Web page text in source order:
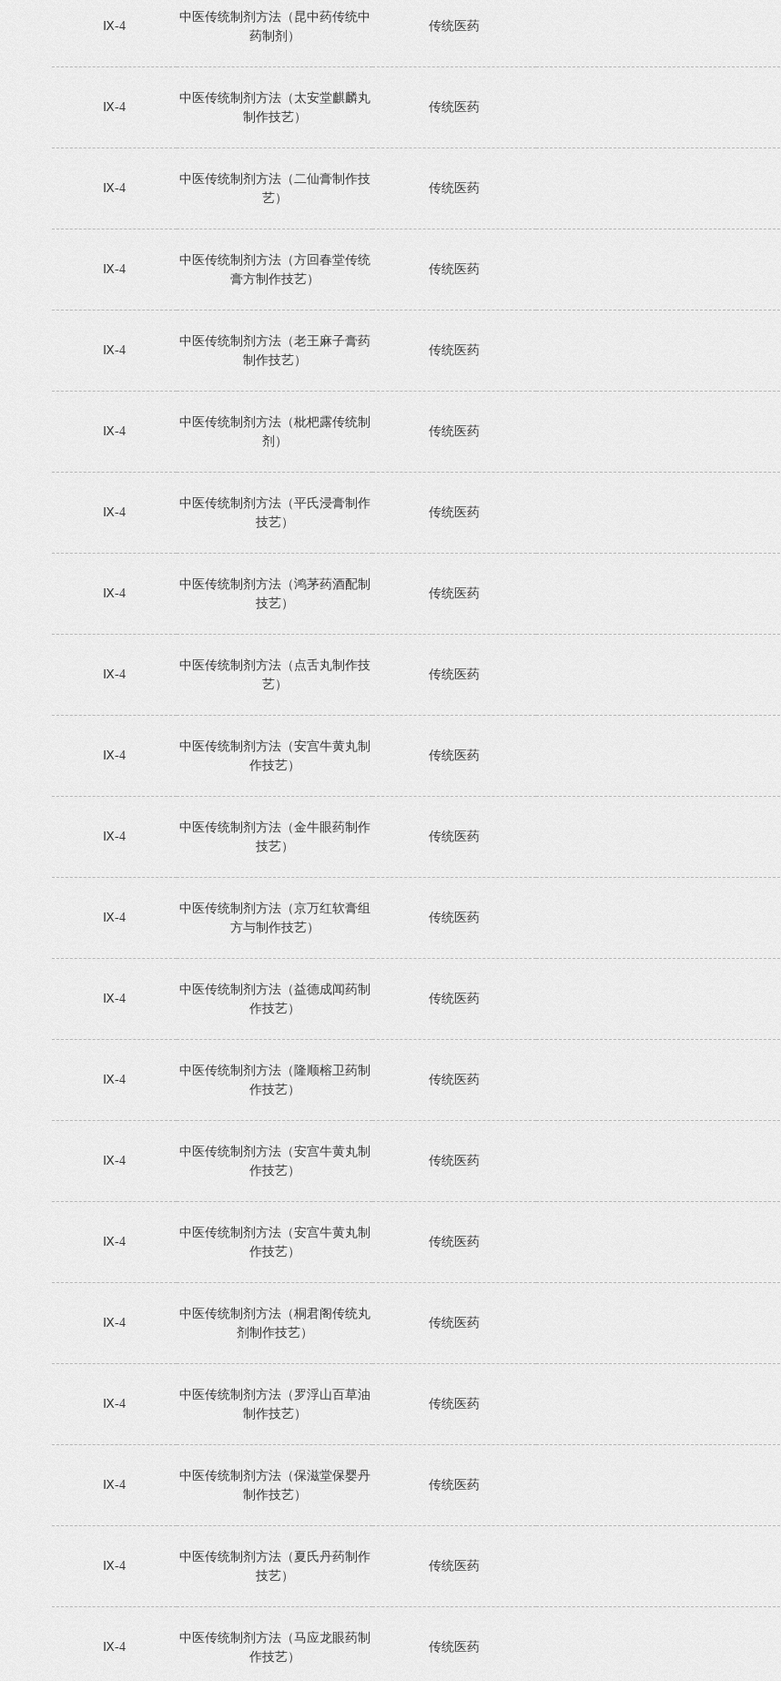
Ⅸ-4
中医传统制剂方法（昆中药传统中
药制剂）
传统医药
Ⅸ-4
中医传统制剂方法（太安堂麒麟丸
制作技艺）
传统医药
Ⅸ-4
中医传统制剂方法（二仙膏制作技
艺）
传统医药
Ⅸ-4
中医传统制剂方法（方回春堂传统
膏方制作技艺）
传统医药
Ⅸ-4
中医传统制剂方法（老王麻子膏药
制作技艺）
传统医药
Ⅸ-4
中医传统制剂方法（枇杷露传统制
剂）
传统医药
Ⅸ-4
中医传统制剂方法（平氏浸膏制作
技艺）
传统医药
Ⅸ-4
中医传统制剂方法（鸿茅药酒配制
技艺）
传统医药
Ⅸ-4
中医传统制剂方法（点舌丸制作技
艺）
传统医药
Ⅸ-4
中医传统制剂方法（安宫牛黄丸制
作技艺）
传统医药
Ⅸ-4
中医传统制剂方法（金牛眼药制作
技艺）
传统医药
Ⅸ-4
中医传统制剂方法（京万红软膏组
方与制作技艺）
传统医药
Ⅸ-4
中医传统制剂方法（益德成闻药制
作技艺）
传统医药
Ⅸ-4
中医传统制剂方法（隆顺榕卫药制
作技艺）
传统医药
Ⅸ-4
中医传统制剂方法（安宫牛黄丸制
作技艺）
传统医药
Ⅸ-4
中医传统制剂方法（安宫牛黄丸制
作技艺）
传统医药
Ⅸ-4
中医传统制剂方法（桐君阁传统丸
剂制作技艺）
传统医药
Ⅸ-4
中医传统制剂方法（罗浮山百草油
制作技艺）
传统医药
Ⅸ-4
中医传统制剂方法（保滋堂保婴丹
制作技艺）
传统医药
Ⅸ-4
中医传统制剂方法（夏氏丹药制作
技艺）
传统医药
Ⅸ-4
中医传统制剂方法（马应龙眼药制
作技艺）
传统医药